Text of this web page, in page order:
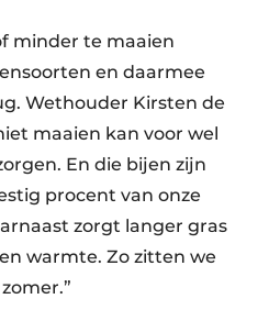
minder te maaien
en daarmee
Wethouder Kirsten de
maaien kan voor wel
En die bijen zijn
procent van onze
zorgt langer gras
warmte. Zo zitten we